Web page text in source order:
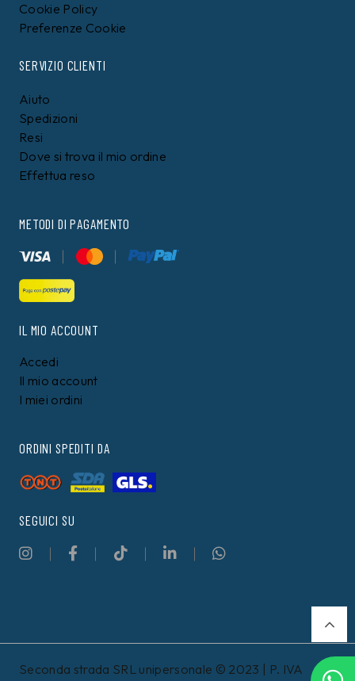
Cookie Policy
Preferenze Cookie
SERVIZIO CLIENTI
Aiuto
Spedizioni
Resi
Dove si trova il mio ordine
Effettua reso
METODI DI PAGAMENTO
IL MIO ACCOUNT
Accedi
Il mio account
I miei ordini
ORDINI SPEDITI DA
SEGUICI SU
Seconda strada SRL unipersonale © 2023 | P. IVA